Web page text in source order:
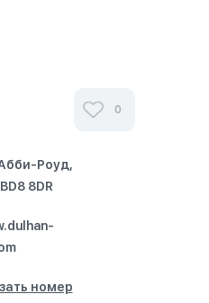
предлагаемой
0
Роуд,
8DR
номер